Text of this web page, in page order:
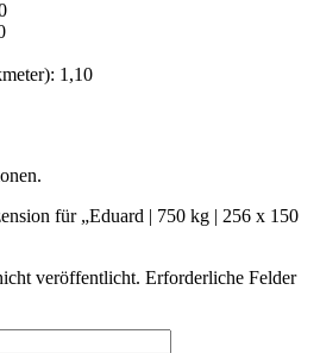
1,10
für „Eduard | 750 kg | 256 x 150
veröffentlicht. Erforderliche Felder